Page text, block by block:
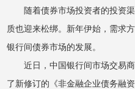
随着债券市场投资者的投资
质也迎来松绑。新年伊始，需求
银行间债券市场的发展。
近日，中国银行间市场交易
了新修订的《非金融企业债务融